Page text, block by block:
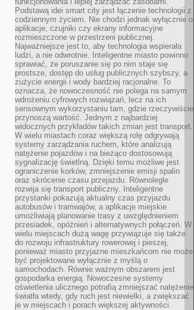
Podstawą idei smart city jest łączenie technologii z
codziennym życiem. Nie chodzi jednak wyłącznie o
aplikacje, czujniki czy ekrany informacyjne
rozmieszczone w przestrzeni publicznej.
Najważniejsze jest to, aby technologia wspierała
ludzi, a nie odwrotnie. Inteligentne miasto powinno
sprawiać, że poruszanie się po nim staje się
prostsze, dostęp do usług publicznych szybszy, a
zużycie energii i wody bardziej racjonalne. To
oznacza, że nowoczesność nie polega na samym
wdrożeniu cyfrowych rozwiązań, lecz na ich
sensownym wykorzystaniu tam, gdzie rzeczywiście
przynoszą wartość. Jednym z najbardziej
widocznych przykładów takich zmian jest transport.
W wielu miastach coraz większą rolę odgrywają
systemy zarządzania ruchem, które analizują
natężenie pojazdów i na bieżąco dostosowują
sygnalizację świetlną. Dzięki temu możliwe jest
ograniczenie korków, zmniejszenie emisji spalin
oraz skrócenie czasu przejazdu. Równolegle
rozwija się transport publiczny. Inteligentne
przystanki pokazują aktualny czas przyjazdu
autobusów i tramwajów, a aplikacje miejskie
umożliwiają planowanie trasy z uwzględnieniem
przesiadek, opóźnień i alternatywnych połączeń. W
wielu miejscach dużą wagę przywiązuje się także
do rozwoju infrastruktury rowerowej i pieszej,
ponieważ miasto przyjazne mieszkańcom nie może
być projektowane wyłącznie z myślą o
samochodach. Równie ważnym obszarem jest
gospodarka energią. Nowoczesne systemy
oświetlenia ulicznego potrafią zmniejszać natężenie
światła wtedy, gdy ruch jest niewielki, a zwiększać
je w miejscach i porach większej aktywności.